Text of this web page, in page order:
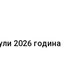
2026 година